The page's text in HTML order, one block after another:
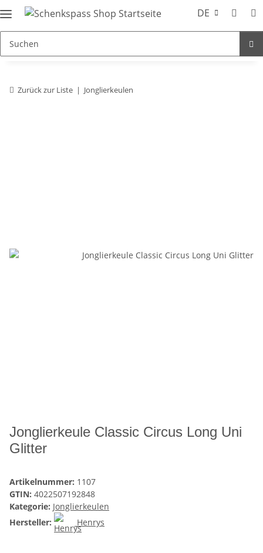
DE
Zurück zur Liste Jonglierkeulen
Jonglierkeule Classic Circus Long Uni
Glitter
Artikelnummer: 1107
GTIN: 4022507192848
Kategorie: Jonglierkeulen
Hersteller:
Henrys